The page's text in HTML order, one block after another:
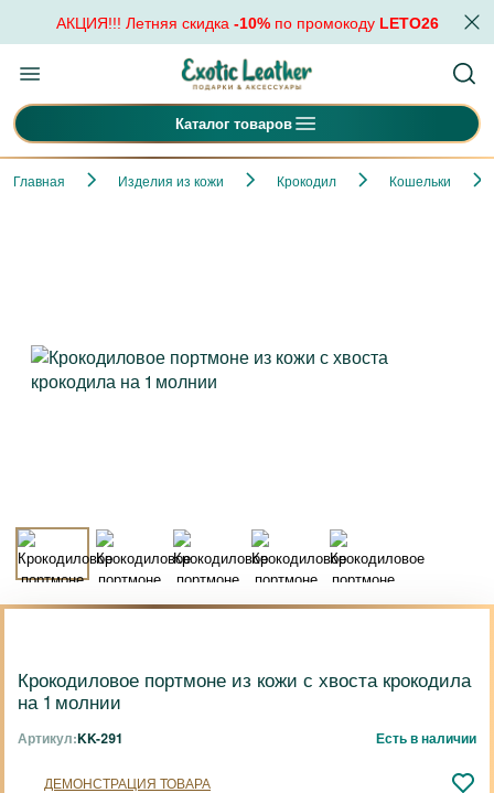
АКЦИЯ!!! Летняя скидка -10%по промокоду LETO26
Каталог товаров
Главная Изделия из кожи Крокодил Кошельки
Крокодиловое портмоне из кожи с хвоста крокодила
на 1 молнии
Артикул:KK-291 Есть в наличии
ДЕМОНСТРАЦИЯ ТОВАРА